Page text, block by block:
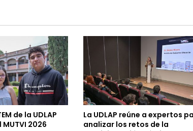
de la UDLAP
2026
La UDLAP reúne a expertos
analizar los retos de la